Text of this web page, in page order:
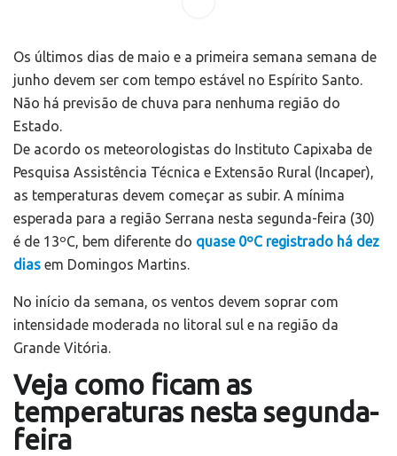
Os últimos dias de maio e a primeira semana semana de
junho devem ser com tempo estável no Espírito Santo.
Não há previsão de chuva para nenhuma região do
Estado.
De acordo os meteorologistas do Instituto Capixaba de
Pesquisa Assistência Técnica e Extensão Rural (Incaper),
as temperaturas devem começar as subir. A mínima
esperada para a região Serrana nesta segunda-feira (30)
é de 13ºC, bem diferente do quase 0ºC registrado há dez
dias em Domingos Martins.
No início da semana, os ventos devem soprar com
intensidade moderada no litoral sul e na região da
Grande Vitória.
Veja como ficam as
temperaturas nesta segunda-
feira